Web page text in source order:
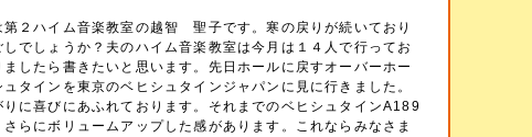
第２ハイム音楽教室の越智 聖子です。寒の戻りが続いており
でしょうか？夫のハイム音楽教室は今月は１４人で行ってお
したら書きたいと思います。先日ホールに戻すオーバーホー
タインを東京のベヒシュタインジャパンに見に行きました。
に喜びにあふれております。それまでのベヒシュタインA189
らにボリュームアップした感があります。これならみなさま